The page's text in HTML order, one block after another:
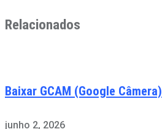
Relacionados
Baixar GCAM (Google Câmera)
junho 2, 2026